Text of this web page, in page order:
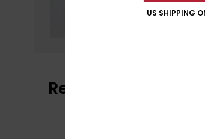
Reviews van
US SHIPPING